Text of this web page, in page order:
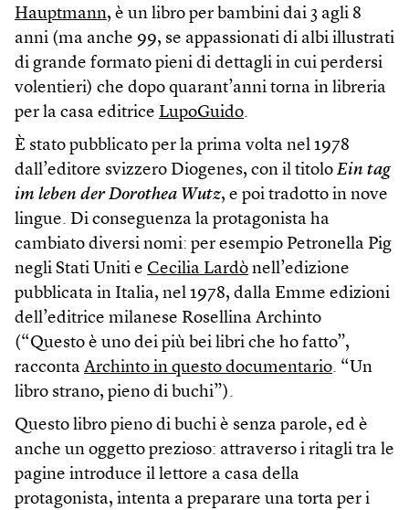
Hauptmann, è un libro per bambini dai 3 agli 8
anni (ma anche 99, se appassionati di albi illustrati
di grande formato pieni di dettagli in cui perdersi
volentieri) che dopo quarant’anni torna in libreria
per la casa editrice LupoGuido.
È stato pubblicato per la prima volta nel 1978
dall’editore svizzero Diogenes, con il titolo Ein tag
im leben der Dorothea Wutz, e poi tradotto in nove
lingue. Di conseguenza la protagonista ha
cambiato diversi nomi: per esempio Petronella Pig
negli Stati Uniti e Cecilia Lardò nell’edizione
pubblicata in Italia, nel 1978, dalla Emme edizioni
dell’editrice milanese Rosellina Archinto
(“Questo è uno dei più bei libri che ho fatto”,
racconta Archinto in questo documentario. “Un
libro strano, pieno di buchi”).
Questo libro pieno di buchi è senza parole, ed è
anche un oggetto prezioso: attraverso i ritagli tra le
pagine introduce il lettore a casa della
protagonista, intenta a preparare una torta per i